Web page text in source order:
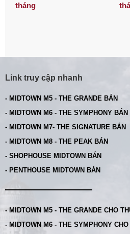
tháng
Link truy cập nhanh
- MIDTOWN M5 - THE GRANDE BÁN
- MIDTOWN M6 - THE SYMPHONY BÁN
- MIDTOWN M7- THE SIGNATURE BÁN
- MIDTOWN M8 - THE PEAK BÁN
- SHOPHOUSE MIDTOWN BÁN
- PENTHOUSE MIDTOWN BÁN
- MIDTOWN M5 - THE GRANDE CHO
- MIDTOWN M6 - THE SYMPHONY CHO